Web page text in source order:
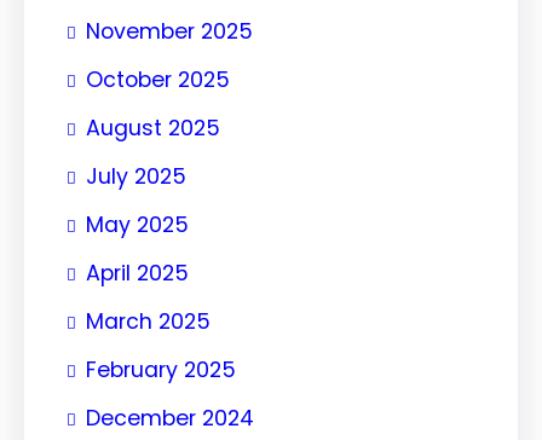
November 2025
October 2025
August 2025
July 2025
May 2025
April 2025
March 2025
February 2025
December 2024